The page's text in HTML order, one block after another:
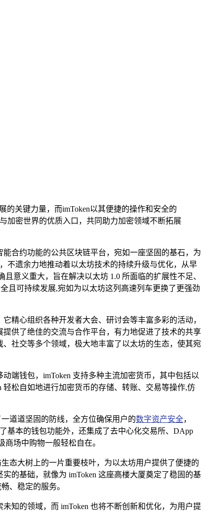
的关键力量，而imToken以其便捷的操作和安全的
加密世界的优质入口，共同助力加密领域不断拓展
合约功能的公共区块链平台，宛如一座坚固的基石，为
不遗余力地推动着以太坊技术的持续升级与优化，从早
意义重大，旨在解决以太坊 1.0 所面临的扩展性不足、
且可持续发展,宛如为以太坊这列高速列车更换了更强劲
精心组织各种开发者大会、研讨会等丰富多彩的活动，
供了绝佳的交流与合作平台，有力地促进了技术的共享
社交等多个领域，极大地丰富了以太坊的生态，使其宛
端钱包，imToken 支持多种主流加密货币，其中包括以
松自如地进行加密货币的存储、转账、交易等操作,仿
道道坚固的防线，全方位确保用户的数字资产安全，
基本的钱包功能外，还集成了去中心化交易所、DApp
场中购物一般轻松自在。
态大树上的一片重要枝叶，为以太坊用户提供了便捷的
的基础，就像为 imToken 这座高楼大厦奠定了稳固的基
、稳定的服务。
知的领域，而 imToken 也将不断创新和优化，为用户提